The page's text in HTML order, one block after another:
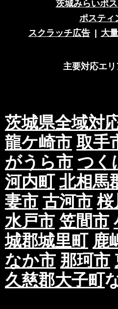
茨城みらいポ
ポスティ
スクラッチ広告 | 大
主要対応エ
茨城県全域対
龍ケ崎市 取手
がうら市 つく
河内町 北相馬
妻市 古河市 桜
水戸市 笠間市
城郡城里町 鹿
なか市 那珂市
久慈郡大子町